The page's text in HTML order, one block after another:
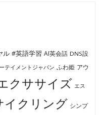
ル #英語学習 AI英会話 DNS設
テイメントジャパン ふわ姫 アウ
クササイズ エス
イクリング シンプ